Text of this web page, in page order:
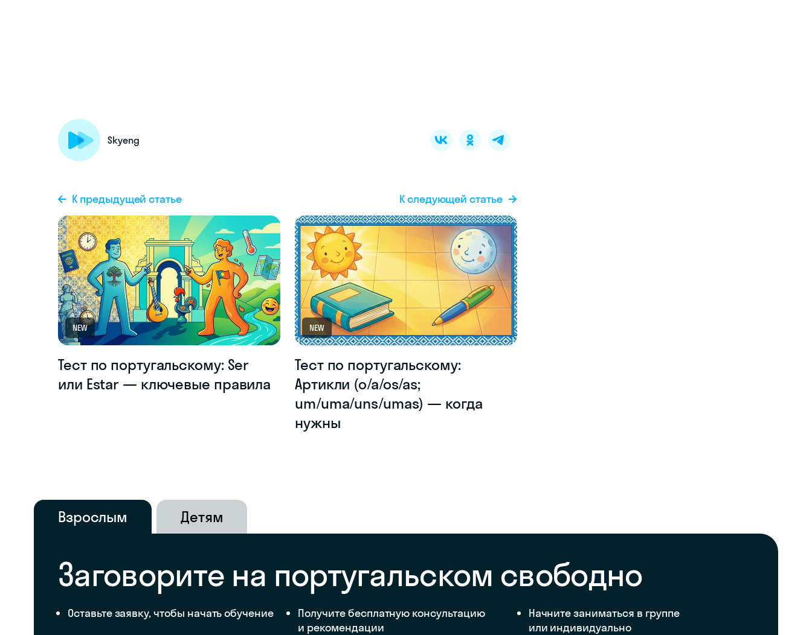
Skyeng
К предыдущей статье
NEW
Тест по португальскому: Ser
или Estar — ключевые правила
К следующей статье
NEW
Тест по португальскому:
Артикли (o/a/os/as;
um/uma/uns/umas) — когда
нужны
Взрослым Детям
Заговорите на португальском свободно
Оставьте заявку, чтобы начать обучение
Получите бесплатную консультацию
и рекомендации
Начните заниматься в группе
или индивидуально